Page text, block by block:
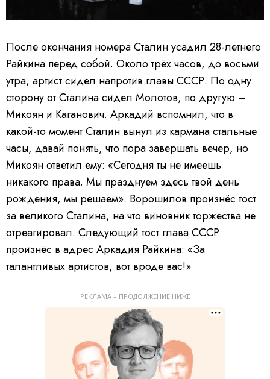
После окончания номера Сталин усадил 28-летнего
Райкина перед собой. Около трёх часов, до восьми
утра, артист сидел напротив главы СССР. По одну
сторону от Сталина сидел Молотов, по другую –
Микоян и Каганович. Аркадий вспомнил, что в
какой-то момент Сталин вынул из кармана стальные
часы, давай понять, что пора завершать вечер, но
Микоян ответил ему: «Сегодня ты не имеешь
никакого права. Мы празднуем здесь твой день
рождения, мы решаем». Ворошилов произнёс тост
за великого Сталина, на что виновник торжества не
отреагировал. Следующий тост глава СССР
произнёс в адрес Аркадия Райкина: «За
талантливых артистов, вот вроде вас!»
РЕКЛАМА – ПРОДОЛЖЕНИЕ НИЖЕ